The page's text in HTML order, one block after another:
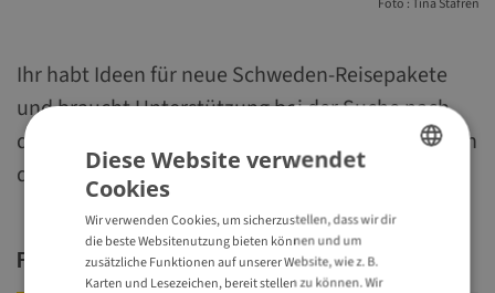
Foto : Tina Stafrén
Ihr habt Ideen für neue Schweden-Reisepakete
und braucht Unterstützung bei der Suche nach
den richtigen Kontakten? Wir helfen gern! Einfach
das Formular ausfüllen und per Mail zusenden.
Formular
GERMAN
Diese Website verwendet
Cookies
Wir verwenden Cookies, um sicherzustellen, dass wir dir
die beste Websitenutzung bieten können und um
zusätzliche Funktionen auf unserer Website, wie z. B.
Karten und Lesezeichen, bereit stellen zu können. Wir